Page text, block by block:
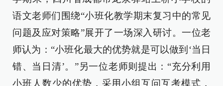
语文老师们围绕“小班化教学期末复习中的常见
问题及应对策略”展开了一场深入研讨。一位老
师认为：“小班化最大的优势就是可以做到‘当日
错、当日清’。”另一位老师则提出：“充分利用
小班人数少的优势，采用小组互问互考模式，